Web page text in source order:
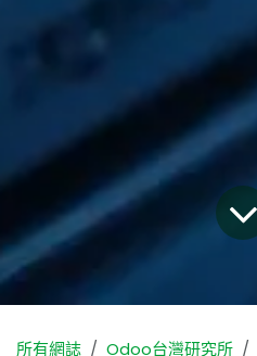
所有網誌 Odoo台灣研究所